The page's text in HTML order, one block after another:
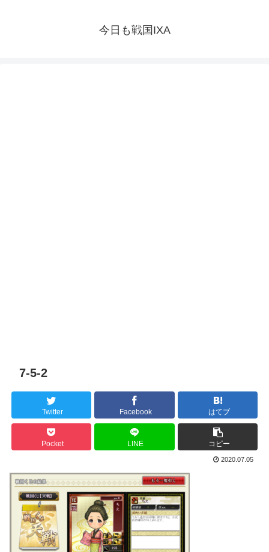
今日も戦国IXA
7-5-2
Twitter Facebook はてブ
Pocket LINE コピー
2020.07.05